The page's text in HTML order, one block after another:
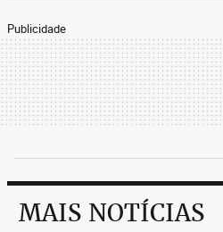
Publicidade
MAIS NOTÍCIAS